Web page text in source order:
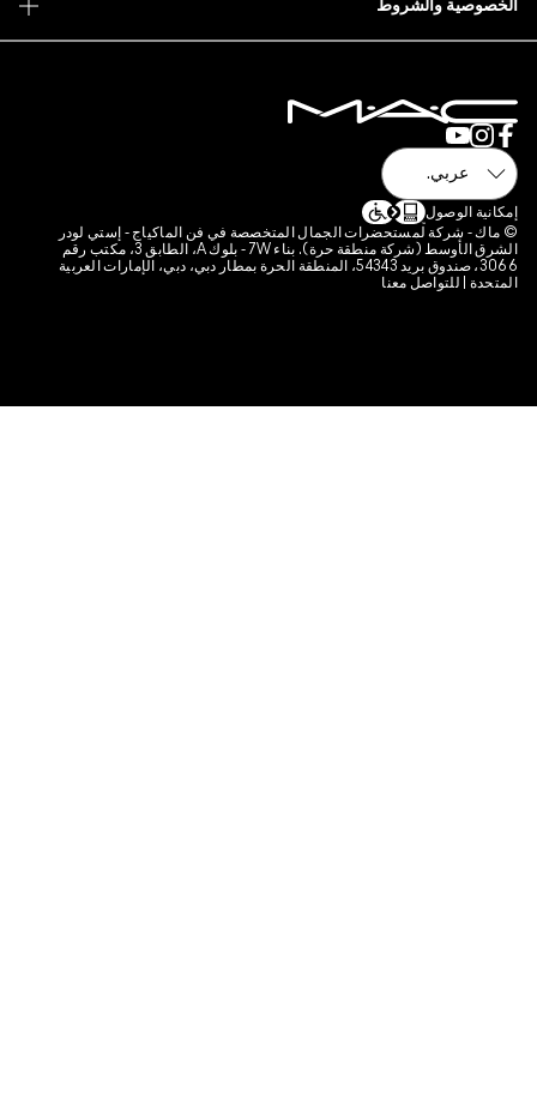
فن الماكياج - إستي لودر
الشرق الأوسط (شركة منطقة حرة). بناء 7W - بلوك A، الطابق 3، مكتب رقم
الحرة بمطار دبي، دبي، الإمارات العربية